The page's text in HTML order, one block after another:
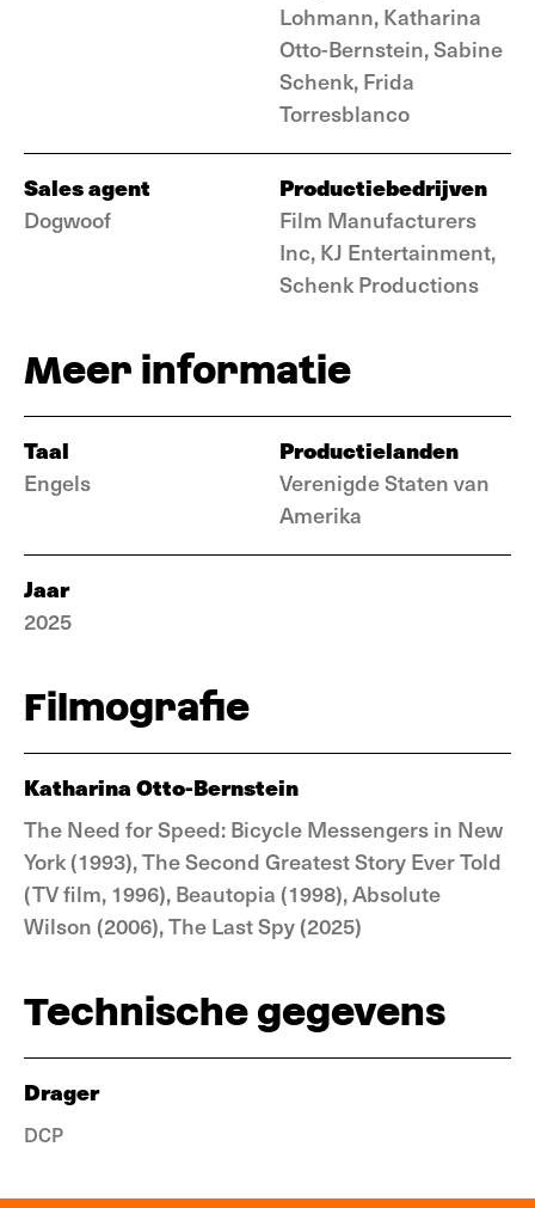
Lohmann, Katharina
Otto-Bernstein, Sabine
Schenk, Frida
Torresblanco
Sales agent
Dogwoof
Productiebedrijven
Film Manufacturers
Inc, KJ Entertainment,
Schenk Productions
Meer informatie
Taal
Engels
Productielanden
Verenigde Staten van
Amerika
Jaar
2025
Filmografie
Katharina Otto-Bernstein
The Need for Speed: Bicycle Messengers in New
York (1993), The Second Greatest Story Ever Told
(TV film, 1996), Beautopia (1998), Absolute
Wilson (2006), The Last Spy (2025)
Technische gegevens
Drager
DCP